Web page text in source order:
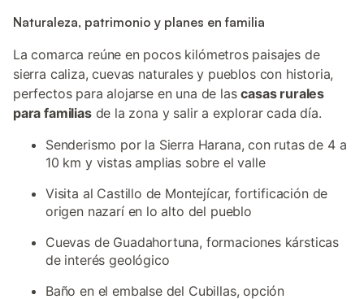
Naturaleza, patrimonio y planes en familia
La comarca reúne en pocos kilómetros paisajes de
sierra caliza, cuevas naturales y pueblos con historia,
perfectos para alojarse en una de lascasas rurales
para familiasde la zona y salir a explorar cada día.
Senderismo por la Sierra Harana, con rutas de 4 a
10 km y vistas amplias sobre el valle
Visita al Castillo de Montejícar, fortificación de
origen nazarí en lo alto del pueblo
Cuevas de Guadahortuna, formaciones kársticas
de interés geológico
Baño en el embalse del Cubillas, opción